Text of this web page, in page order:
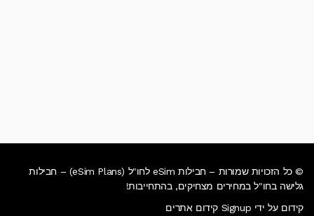
© כל הזכויות שמורות – חבילות eSim לחו"ל (eSim Plans) – חבילות
גלישה בחו"ל במחירים מצחיקים, בהתחייבות!
קידום על ידי Signup קידום אתרים